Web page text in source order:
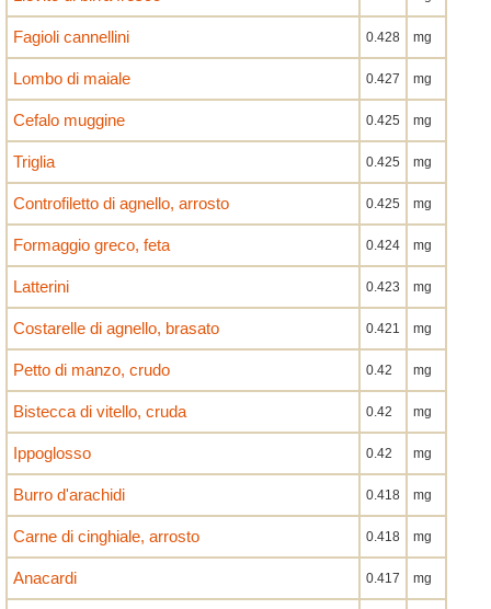
Fagioli cannellini 0.428 mg
Lombo di maiale 0.427 mg
Cefalo muggine 0.425 mg
Triglia 0.425 mg
Controfiletto di agnello, arrosto 0.425 mg
Formaggio greco, feta 0.424 mg
Latterini 0.423 mg
Costarelle di agnello, brasato 0.421 mg
Petto di manzo, crudo 0.42 mg
Bistecca di vitello, cruda 0.42 mg
Ippoglosso 0.42 mg
Burro d'arachidi 0.418 mg
Carne di cinghiale, arrosto 0.418 mg
Anacardi 0.417 mg